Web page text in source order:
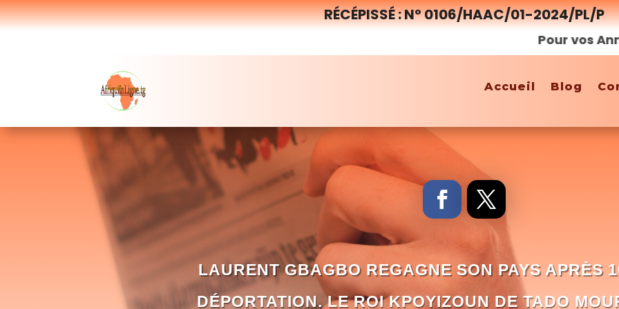
RÉCÉPISSÉ : N° 0106/HAAC/01-2024/PL/P
Pour vos
Accueil Blog
LAURENT GBAGBO REGAGNE SON PAYS APRÈS
DÉPORTATION. LE ROI KPOYIZOUN DE TADO